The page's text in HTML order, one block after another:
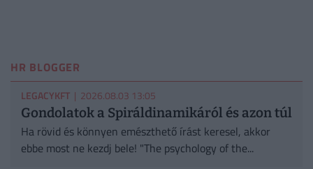
HR BLOGGER
LEGACYKFT | 2026.08.03 13:05
Gondolatok a Spiráldinamikáról és azon túl
Ha rövid és könnyen emészthető írást keresel, akkor
ebbe most ne kezdj bele! "The psychology of the...